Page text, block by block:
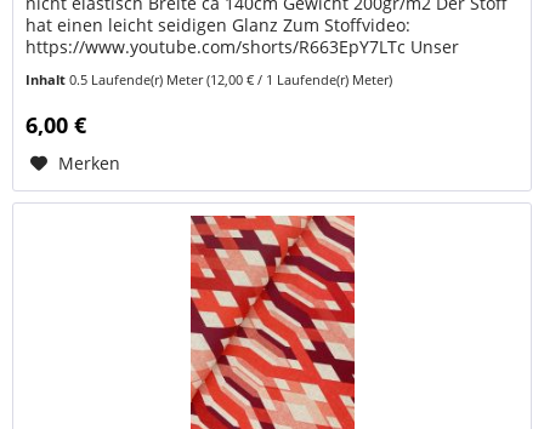
hat einen leicht seidigen Glanz Zum Stoffvideo:
https://www.youtube.com/shorts/R663EpY7LTc Unser
Inhalt0.5 Laufende(r) Meter(12,00 € / 1 Laufende(r) Meter)
6,00 €
Merken